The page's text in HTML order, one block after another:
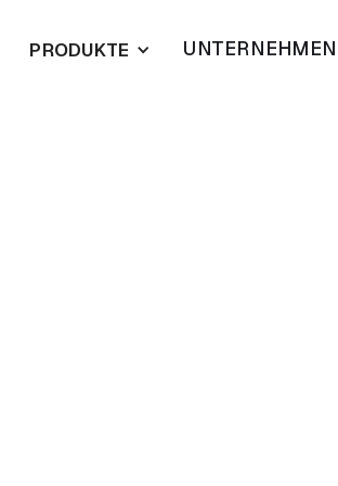
PRODUKTE UNTERNEHMEN